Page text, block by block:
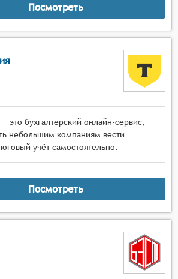
Посмотреть
это бухгалтерский онлайн-сервис,
небольшим компаниям вести
учёт самостоятельно.
Посмотреть